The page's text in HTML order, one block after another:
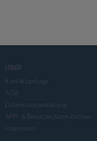
ÜBER
Kontaktanfrage
AGB
Datenschutzerklärung
APP- & Benutzerdaten löschen
Impressum